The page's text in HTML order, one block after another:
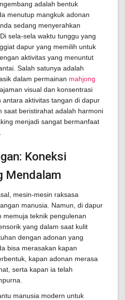
adalah bentuk
menutup mangkuk adonan
sedang menyerahkan
sela-sela waktu tunggu yang
dapur yang memilih untuk
aktivitas yang menuntut
Salah satunya adalah
dalam permainan mahjong
visual dan konsentrasi
antara aktivitas tangan di dapur
saat beristirahat adalah harmoni
menjadi sangat bermanfaat
Koneksi
Mendalam
mesin-mesin raksasa
manusia. Namun, di dapur
memuja teknik pengulenan
yang dalam saat kulit
dengan adonan yang
bisa merasakan kapan
kapan adonan merasa
serta kapan ia telah
manusia modern untuk